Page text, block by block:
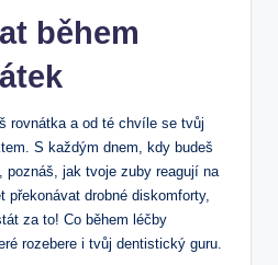
během
rovnátka a od té chvíle se tvůj
S každým dnem, kdy budeš
poznáš, jak tvoje zuby reagují na
překonávat drobné diskomforty,
za to! Co během léčby
rozebere i tvůj dentistický guru.